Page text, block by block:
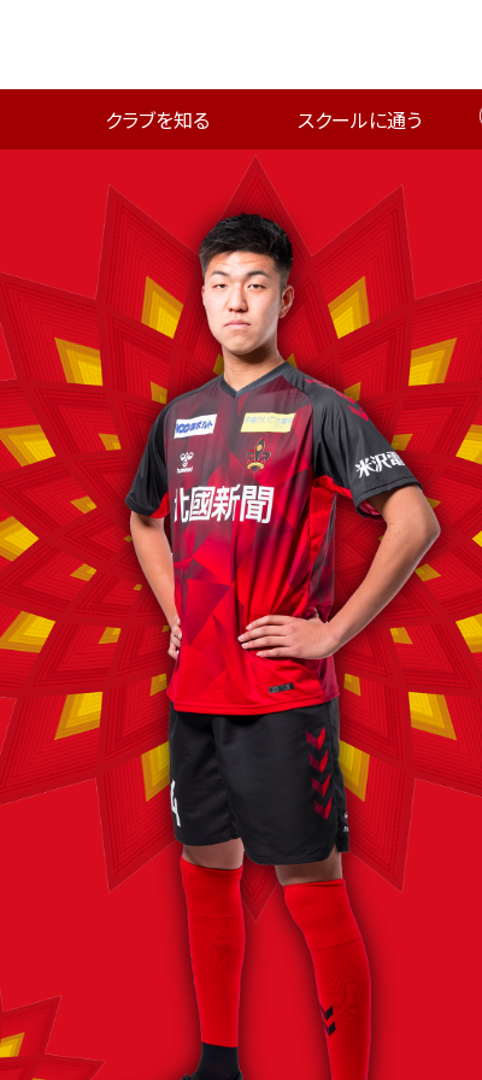
クラブを知る スクールに通う